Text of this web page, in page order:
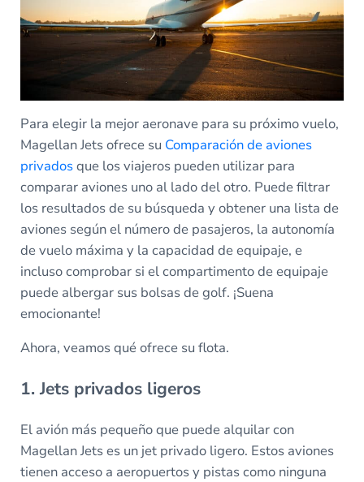
Para elegir la mejor aeronave para su próximo vuelo,
Magellan Jets ofrece su Comparación de aviones
privadosque los viajeros pueden utilizar para
comparar aviones uno al lado del otro. Puede filtrar
los resultados de su búsqueda y obtener una lista de
aviones según el número de pasajeros, la autonomía
de vuelo máxima y la capacidad de equipaje, e
incluso comprobar si el compartimento de equipaje
puede albergar sus bolsas de golf. ¡Suena
emocionante!
Ahora, veamos qué ofrece su flota.
1. Jets privados ligeros
El avión más pequeño que puede alquilar con
Magellan Jets es un jet privado ligero. Estos aviones
tienen acceso a aeropuertos y pistas como ninguna